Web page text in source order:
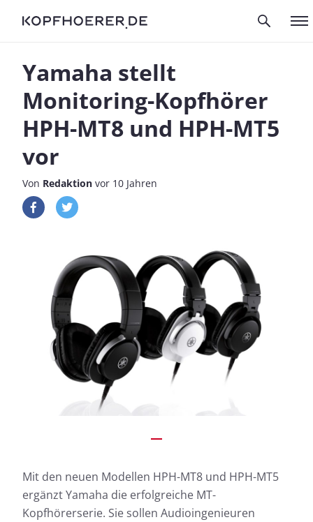
Yamaha stellt
Monitoring-Kopfhörer
HPH-MT8 und HPH-MT5
vor
Von Redaktion vor 10 Jahren
Mit den neuen Modellen HPH-MT8 und HPH-MT5
ergänzt Yamaha die erfolgreiche MT-
Kopfhörerserie. Sie sollen Audioingenieuren